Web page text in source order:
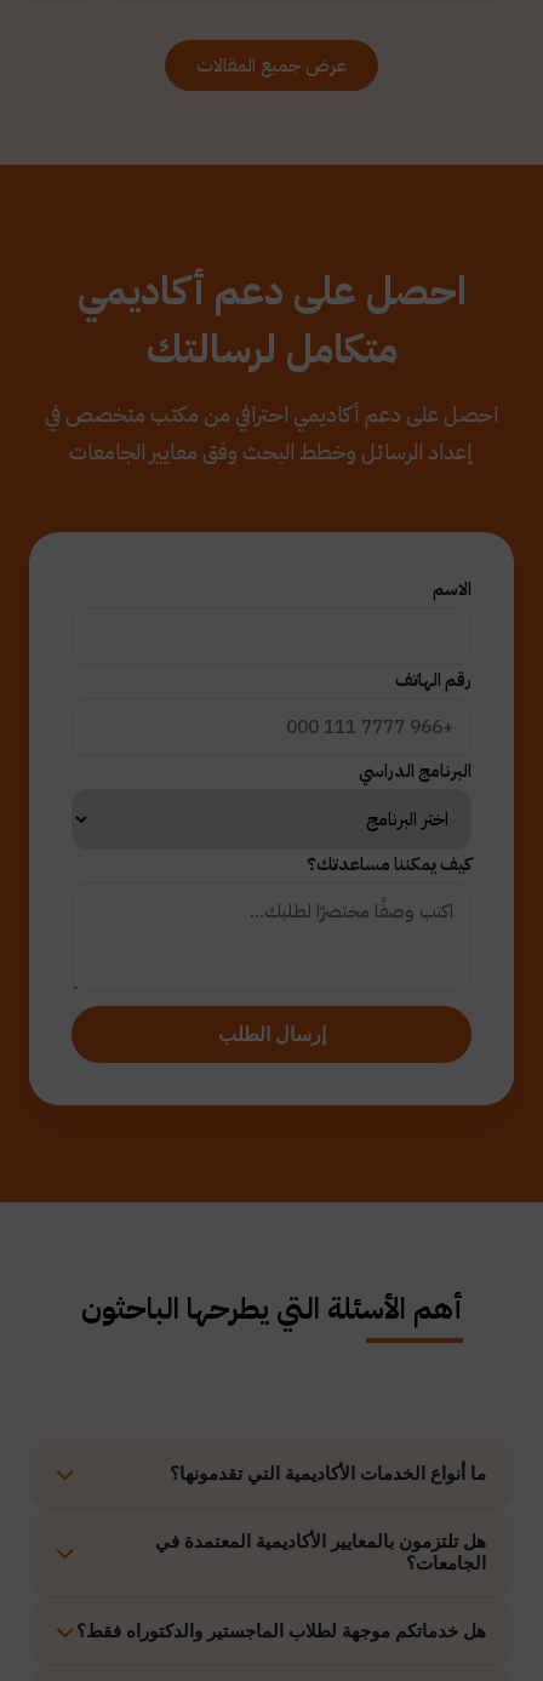
عرض جميع المقالات
احصل على دعم أكاديمي
متكامل لرسالتك
احصل على دعم أكاديمي احترافي من مكتب متخصص في
إعداد الرسائل وخطط البحث وفق معايير الجامعات
الاسم
رقم الهاتف
البرنامج الدراسي
كيف يمكننا مساعدتك؟
إرسال الطلب
أهم الأسئلة التي يطرحها الباحثون
ما أنواع الخدمات الأكاديمية التي تقدمونها؟
نوفر حلولًا متكاملة تشمل إعداد الرسائل العلمية، الاستشارات
الأكاديمية، التحليل الإحصائي، إعداد خطة البحث، نشر الأبحاث،
هل تلتزمون بالمعايير الأكاديمية المعتمدة في
الجامعات؟
نعم، نلتزم بتنفيذ جميع الأعمال وفق ضوابط الدراسات العليا
هل خدماتكم موجهة لطلاب الماجستير والدكتوراه فقط؟